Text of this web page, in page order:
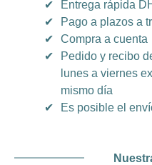
✔
Entrega rápida
✔
Pago a plazos a
✔
Compra a cuenta
✔
Pedido y recibo
lunes a viernes
mismo día
✔
Es posible el